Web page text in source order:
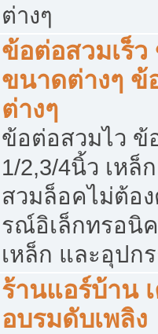
ต่างๆ
ข้อต่อสวมเร็
ขนาดต่างๆ ข้
ต่างๆ
ข้อต่อสวมไว ข้
1/2,3/4นิ้ว เหล็
สวมล็อคไม่ต้อ
รณ์อิเล็กทรอนิ
เหล็ก และอุปก
ร้านแอร์บ้าน
อบรมดับเพลิง